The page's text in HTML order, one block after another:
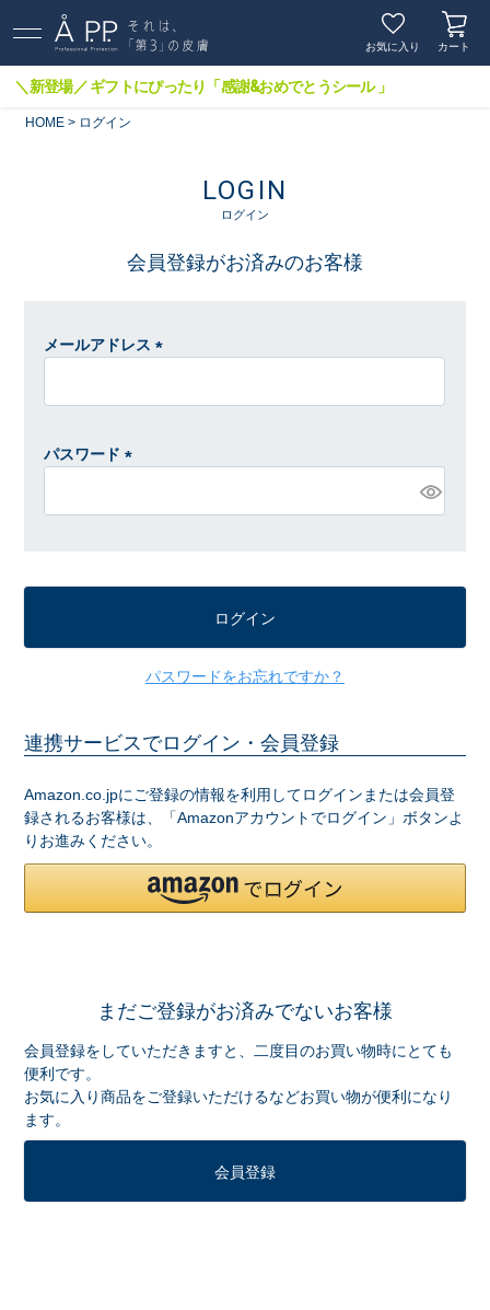
お気に入り カート
＼新登場／ ギフトにぴったり「感謝&おめでとうシール 」
HOME ログイン
LOGIN
ログイン
会員登録がお済みのお客様
メールアドレス
パスワード
ログイン
パスワードをお忘れですか？
連携サービスでログイン・会員登録
Amazon.co.jpにご登録の情報を利用してログインまたは会員登
録されるお客様は、「Amazonアカウントでログイン」ボタンよ
りお進みください。
まだご登録がお済みでないお客様
会員登録をしていただきますと、二度目のお買い物時にとても
便利です。
お気に入り商品をご登録いただけるなどお買い物が便利になり
ます。
会員登録